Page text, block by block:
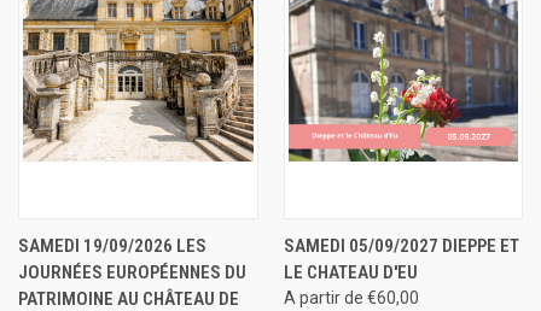
SAMEDI 19/09/2026 LES
JOURNÉES EUROPÉENNES DU
PATRIMOINE AU CHÂTEAU DE
SAMEDI 05/09/2027 DIEPPE ET
LE CHATEAU D'EU
A partir de €60,00